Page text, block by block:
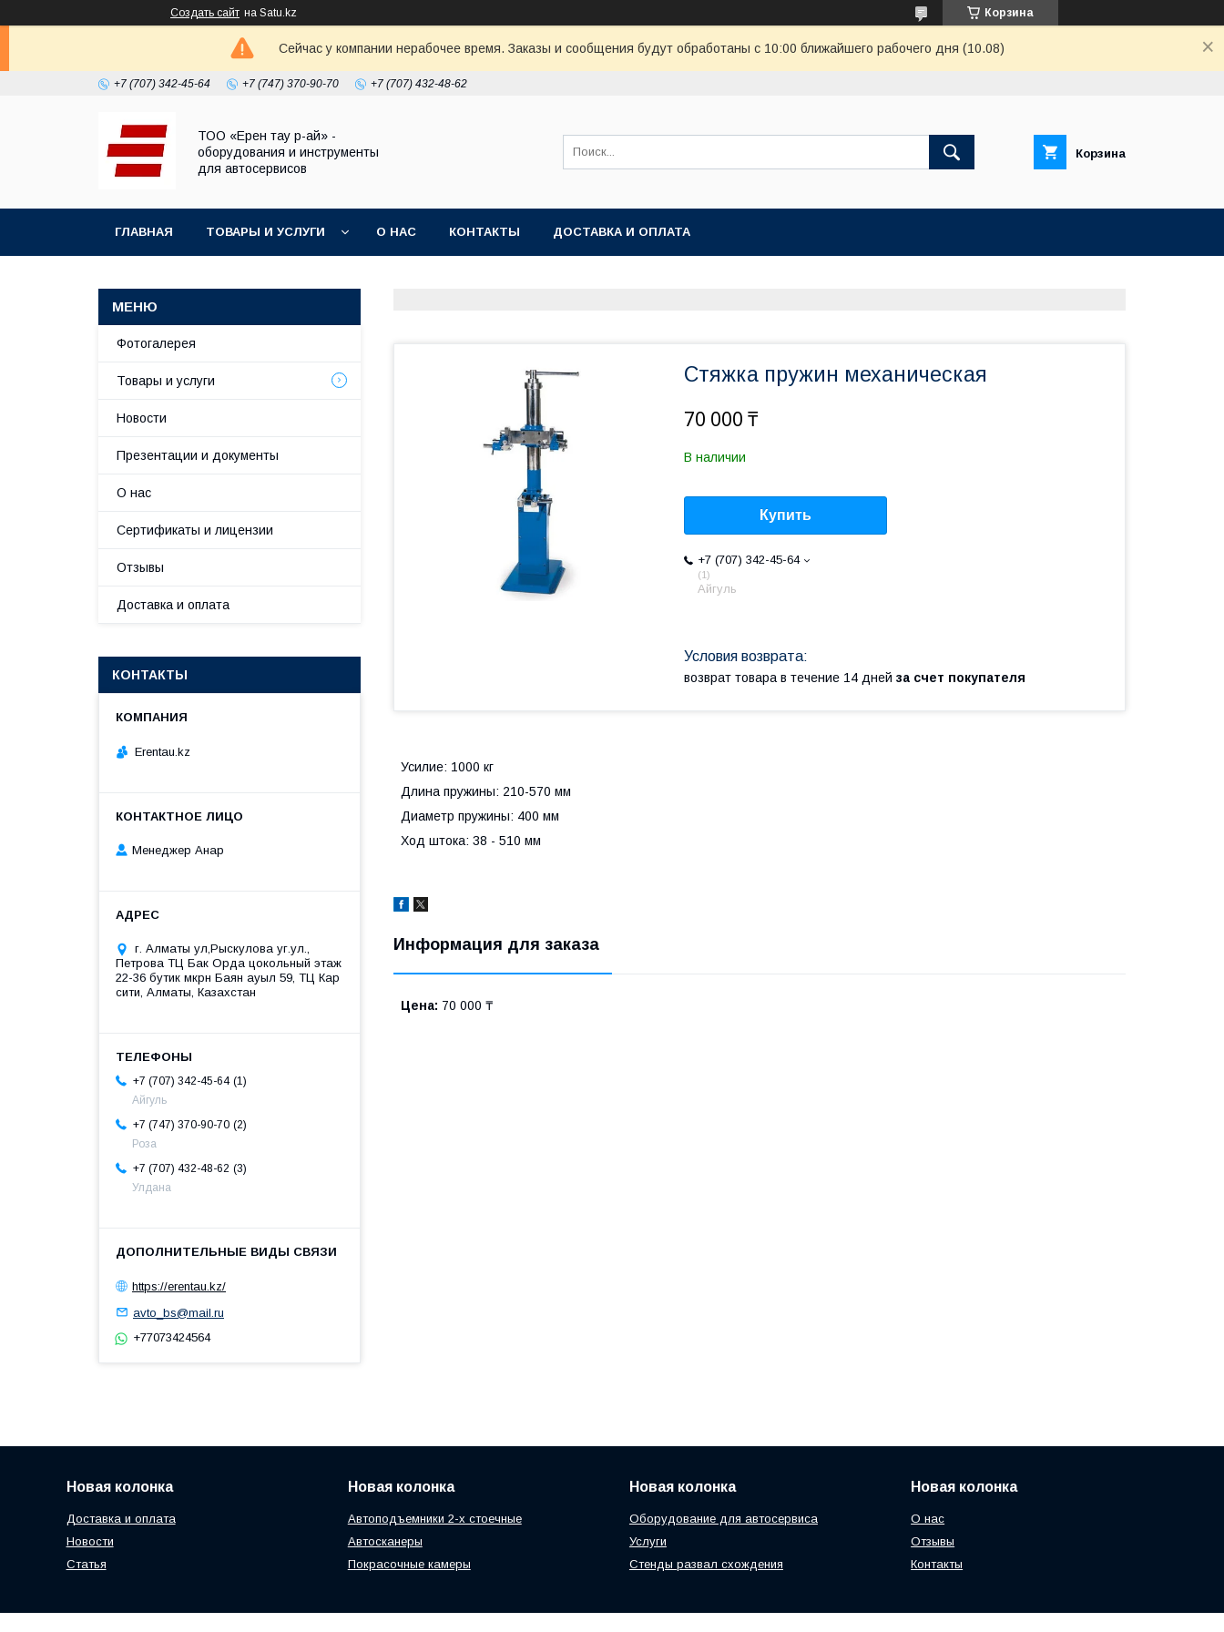
Создать сайт на Satu.kz Корзина
Сейчас у компании нерабочее время. Заказы и сообщения будут обработаны с 10:00 ближайшего рабочего дня (10.08)
+7 (707) 342-45-64 +7 (747) 370-90-70 +7 (707) 432-48-62
ТОО «Ерен тау р-ай» -
оборудования и инструменты
для автосервисов
Корзина
ГЛАВНАЯ ТОВАРЫ И УСЛУГИ О НАС КОНТАКТЫ ДОСТАВКА И ОПЛАТА
Стяжка пружин механическая
70 000 ₸
В наличии
Купить
+7 (707) 342-45-64
1
Айгуль
возврат товара в течение 14 дней за счет покупателя
Усилие: 1000 кг
Длина пружины: 210-570 мм
Диаметр пружины: 400 мм
Ход штока: 38 - 510 мм
Информация для заказа
Цена: 70 000 ₸
Фотогалерея
Товары и услуги
Новости
Презентации и документы
О нас
Сертификаты и лицензии
Отзывы
Доставка и оплата
КОНТАКТЫ
Erentau.kz
Менеджер Анар
г. Алматы ул,Рыскулова уг.ул.,
Петрова ТЦ Бак Орда цокольный этаж
22-36 бутик мкрн Баян ауыл 59, ТЦ Кар
сити, Алматы, Казахстан
+7 (707) 342-45-64 1
Айгуль
+7 (747) 370-90-70 2
Роза
+7 (707) 432-48-62
3
Улдана
https://erentau.kz/
avto_bs@mail.ru
+77073424564
Новая колонка
Доставка и оплата
Новости
Статья
Новая колонка
Автоподъемники 2-х стоечные
Автосканеры
Покрасочные камеры
Новая колонка
Оборудование для автосервиса
Услуги
Стенды развал схождения
Новая колонка
О нас
Отзывы
Контакты